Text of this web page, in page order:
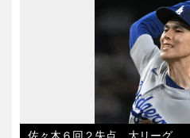
佐々木６回２失点 大リーグ